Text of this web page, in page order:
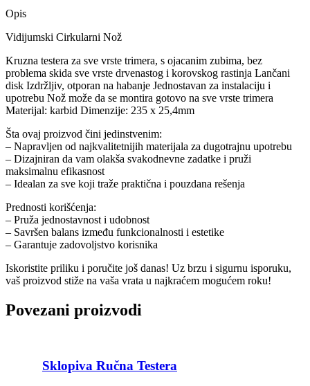
Opis
Vidijumski Cirkularni Nož
Kruzna testera za sve vrste trimera, s ojacanim zubima, bez
problema skida sve vrste drvenastog i korovskog rastinja Lančani
disk Izdržljiv, otporan na habanje Jednostavan za instalaciju i
upotrebu Nož može da se montira gotovo na sve vrste trimera
Materijal: karbid Dimenzije: 235 x 25,4mm
Šta ovaj proizvod čini jedinstvenim:
– Napravljen od najkvalitetnijih materijala za dugotrajnu upotrebu
– Dizajniran da vam olakša svakodnevne zadatke i pruži
maksimalnu efikasnost
– Idealan za sve koji traže praktična i pouzdana rešenja
Prednosti korišćenja:
– Pruža jednostavnost i udobnost
– Savršen balans između funkcionalnosti i estetike
– Garantuje zadovoljstvo korisnika
Iskoristite priliku i poručite još danas! Uz brzu i sigurnu isporuku,
vaš proizvod stiže na vaša vrata u najkraćem mogućem roku!
Povezani proizvodi
Sklopiva Ručna Testera